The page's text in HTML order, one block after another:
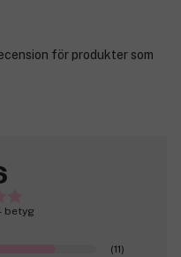
för produkter som
betyg
(11)